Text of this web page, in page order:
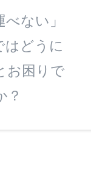
べない」
はどうに
お困りで
？